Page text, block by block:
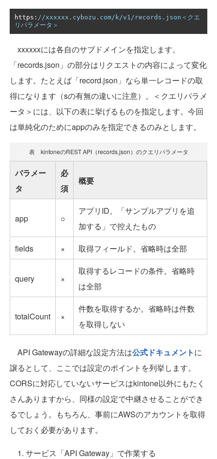
https : //xxxxxx.cybozu.com/k/v1/records.json＜クエ
リパラメータ＞
xxxxxxには各自のサブドメインを指定します。
「records.json」の部分はリクエストの内容によって変化
します。たとえば「record.json」なら単一レコードの取
得になります（sの有無の違いに注意）。＜クエリパラメ
ータ＞には、以下の表に挙げるものを指定します。今回
は単純化のためにappのみを指定できるのみとします。
表 kintoneのREST API（records.json）のクエリパラメータ
パラメー
タ
必
須
概要
app ○
アプリID。「サンプルアプリを追
加する」で控えたもの
fields
× 取得フィールド。省略時は全部
query ×
取得するレコードの条件。省略時
は全部
totalCount ×
件数を取得するか。省略時は件数
を取得しない
API Gatewayの詳細な設定方法は公式ドキュメントに
譲るとして、ここでは設定のポイントを列挙します。
CORSに対応していないサービスはkintone以外にもたく
さんありますから、同様の設定で中継させることができ
るでしょう。もちろん、事前にAWSのアカウントを取得
しておく必要があります。
1. サービス「API Gateway」で作業する